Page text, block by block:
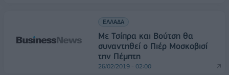
ΕΛΛΑΔΑ
Με Τσίπρα και Βούτση θα
συναντηθεί ο Πιέρ Μοσκοβισί
την Πέμπτη
26/02/2019 - 02:00